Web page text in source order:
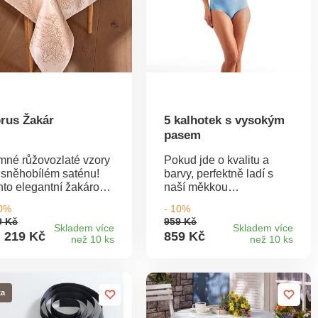
Žakár
růžovozlaté vzory
saténu!
elegantní žakárový
tabuli
vzhled.
látka s efektem
Kč
219 Kč
Skladem více
než 10 ks
5 kalhotek s vysokým
pasem
Pokud jde o kvalitu a
barvy, perfektně ladí s
naší měkkou
pasu s krajkovými lemy z
pružného high-tech
materiálu - prodyšné a
- 10%
959 Kč
859 Kč
Skladem více
než 10 ks